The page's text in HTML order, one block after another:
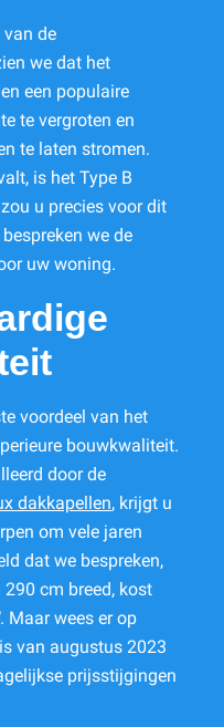
van de
we dat het
een populaire
te vergroten en
te laten stromen.
is het Type B
u precies voor dit
we de
uw woning.
voordeel van het
bouwkwaliteit.
door de
dakkapellen, krijgt u
om vele jaren
dat we bespreken,
cm breed, kost
Maar wees er op
van augustus 2023
prijsstijgingen